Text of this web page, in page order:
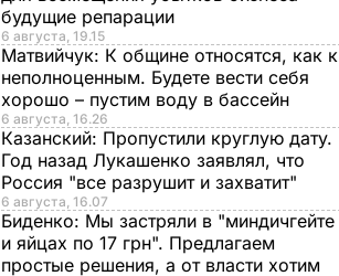
будущие репарации
6 августа, 19.15
Матвийчук: К общине относятся, как к
неполноценным. Будете вести себя
хорошо – пустим воду в бассейн
6 августа, 16.26
Казанский: Пропустили круглую дату.
Год назад Лукашенко заявлял, что
Россия "все разрушит и захватит"
6 августа, 16.07
Биденко: Мы застряли в "миндичгейте
и яйцах по 17 грн". Предлагаем
простые решения, а от власти хотим